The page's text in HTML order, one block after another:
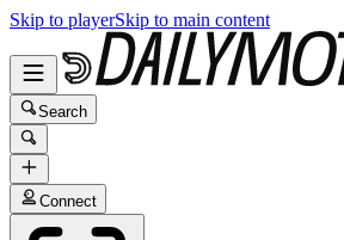
Skip to playerSkip to main content
Search
Connect